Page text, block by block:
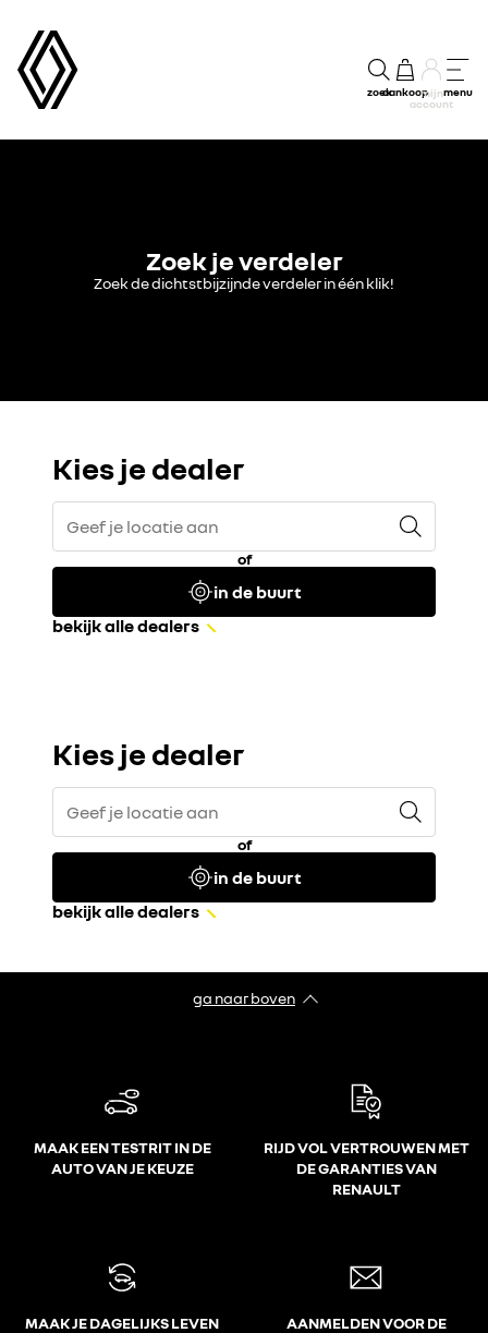
zoekaankoopmijn
account
menu
Zoek je verdeler
Zoek de dichtstbijzijnde verdeler in één klik!
Kies je dealer
of
in de buurt
bekijk alle dealers
Kies je dealer
of
in de buurt
bekijk alle dealers
ga naar boven
MAAK EEN TESTRIT IN DE
AUTO VAN JE KEUZE
RIJD VOL VERTROUWEN MET
DE GARANTIES VAN
RENAULT
MAAK JE DAGELIJKS LEVEN
AANMELDEN VOOR DE